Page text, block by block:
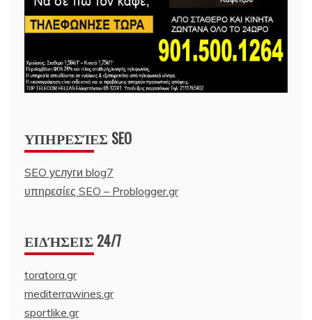
ΥΠΗΡΕΣΊΕΣ SEO
SEO услуги blog7
υπηρεσίες SEO – Problogger.gr
ΕΙΔΉΣΕΙΣ 24/7
toratora.gr
mediterrawines.gr
sportlike.gr